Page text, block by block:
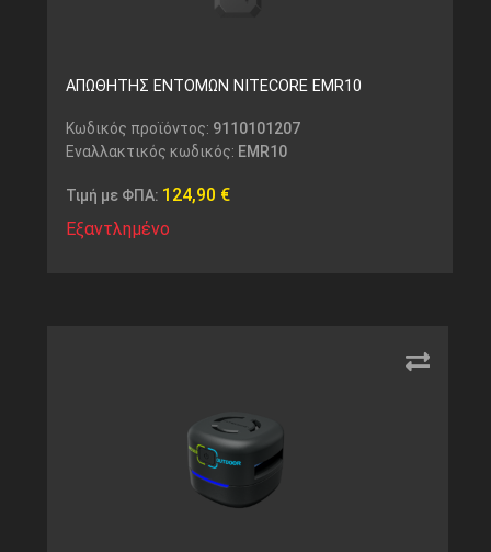
ΑΠΩΘΗΤΗΣ ΕΝΤΟΜΩΝ NITECORE EMR10
Κωδικός προϊόντος: 9110101207
Εναλλακτικός κωδικός: EMR10
Τιμή με ΦΠΑ: 124,90 €
Εξαντλημένο